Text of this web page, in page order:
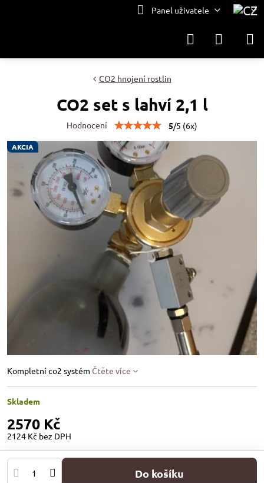
Panel uživatele
AKCIA
CO2 hnojení rostlin
CO2 set s lahví 2,1 l
Hodnocení 5/5 (6x)
Kompletní co2 systém Čtěte více
Skladem
2570 Kč
2124 Kč bez DPH
Do košíku